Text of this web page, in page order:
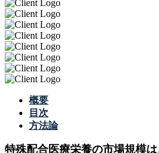
概要
目次
方法論
特殊配合医療栄養の市場規模は